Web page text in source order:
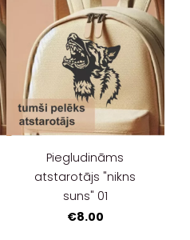
Piegludināms
atstarotājs "nikns
suns" 01
€8.00